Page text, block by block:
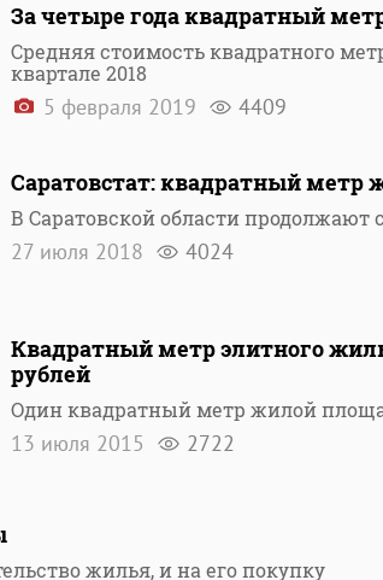
За четыре года квадратный
Средняя стоимость квадратного
квартале 2018
5 февраля 2019 4409
Саратовстат: квадратный метр
В Саратовской области
27 июля 2018 4024
Квадратный метр элитного
рублей
Один квадратный метр жилой
13 июля 2015 2722
жилья, и на его покупку